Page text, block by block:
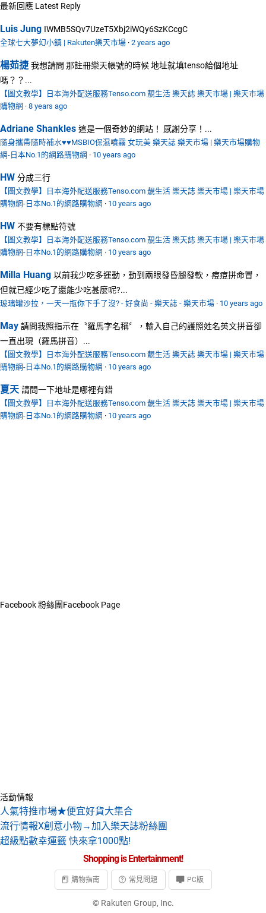
最新回應 Latest Reply
Luis Jung IWMB5SQv7UzeT5Xbj2iWQy6SzKCcgC
全球七大夢幻小鎮 | Rakuten樂天市場 · 2 years ago
楊茹捷 我想請問 那註冊樂天帳號的時候 地址就填tenso給個地址
嗎？？...
【圖文教學】日本海外配送服務Tenso.com 靚生活 樂天誌 樂天市場 | 樂天市場
購物網 · 8 years ago
Adriane Shankles 這是一個奇妙的網站！ 感謝分享！...
隨身攜帶隨時補水♥♥MSBIO保濕噴霧 女玩美 樂天誌 樂天市場 | 樂天市場購物
網-日本No.1的網路購物網 · 10 years ago
HW 分成三行
【圖文教學】日本海外配送服務Tenso.com 靚生活 樂天誌 樂天市場 | 樂天市場
購物網-日本No.1的網路購物網 · 10 years ago
HW 不要有標點符號
【圖文教學】日本海外配送服務Tenso.com 靚生活 樂天誌 樂天市場 | 樂天市場
購物網-日本No.1的網路購物網 · 10 years ago
Milla Huang 以前我少吃多運動，動到兩眼發昏腿發軟，痘痘拼命冒，
但就已經少吃了還能少吃甚麼呢?...
玻璃罐沙拉，一天一瓶你下手了沒? - 好食尚 - 樂天誌 - 樂天市場 · 10 years ago
May 請問我照指示在〝羅馬字名稱〞，輸入自己的護照姓名英文拼音卻
一直出現（羅馬拼音）...
【圖文教學】日本海外配送服務Tenso.com 靚生活 樂天誌 樂天市場 | 樂天市場
購物網-日本No.1的網路購物網 · 10 years ago
夏天 請問一下地址是哪裡有錯
【圖文教學】日本海外配送服務Tenso.com 靚生活 樂天誌 樂天市場 | 樂天市場
購物網-日本No.1的網路購物網 · 10 years ago
Facebook 粉絲團Facebook Page
活動情報
人氣特推市場★便宜好貨大集合
流行情報X創意小物→加入樂天誌粉絲團
超級點數幸運籤 快來拿1000點!
Shopping is Entertainment!
購物指南 常見問題 PC版
© Rakuten Group, Inc.